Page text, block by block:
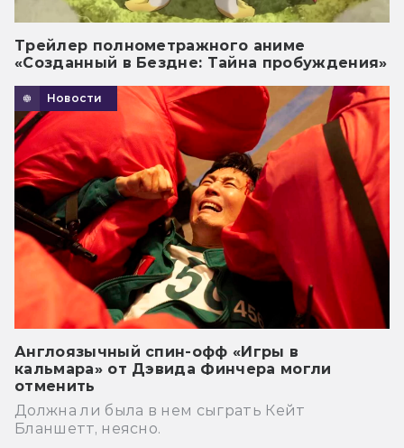
Трейлер полнометражного аниме
«Созданный в Бездне: Тайна пробуждения»
Новости
Англоязычный спин-офф «Игры в
кальмара» от Дэвида Финчера могли
отменить
Должна ли была в нем сыграть Кейт
Бланшетт, неясно.